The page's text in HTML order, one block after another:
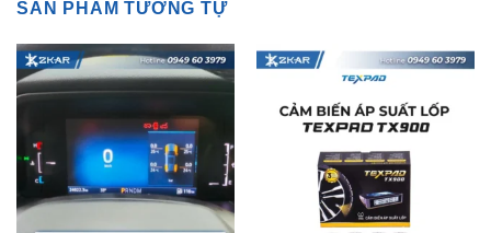
CẢM BIẾN ÁP SUẤT LỐP